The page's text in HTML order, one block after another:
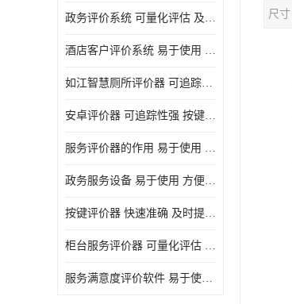
液晶广告机
政务评价系统 可量化评估 及时提供反馈
酒店客户评价系统 易于使用 按键响应速度
如江智慧厕所评价器 可追踪性强 及时提供反馈
安卓评价器 可追踪性强 按键响应速度
服务评价器的作用 易于使用 按键响应速度
政务服务设备 易于使用 方便数据记录和分析
按键评价器 快速准确 及时提供反馈
柜台服务评价器 可量化评估 及时提供反馈
服务满意度评价软件 易于使用 及时提供反馈
尺寸